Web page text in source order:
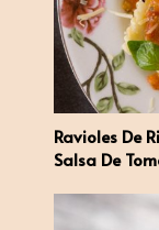
Ravioles De
Salsa De